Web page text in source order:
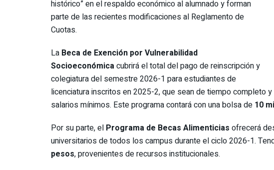
histórico” en el respaldo económico al alumnado y forman
parte de las recientes modificaciones al Reglamento de
Cuotas.
La Beca de Exención por Vulnerabilidad
Socioeconómicacubrirá el total del pago de reinscripción y
colegiatura del semestre 2026-1 para estudiantes de
licenciatura inscritos en 2025-2, que sean de tiempo completo
salarios mínimos. Este programa contará con una bolsa de 10
Por su parte, el Programa de Becas Alimenticias ofrecerá
universitarios de todos los campus durante el ciclo 2026-1.
pesos, provenientes de recursos institucionales.